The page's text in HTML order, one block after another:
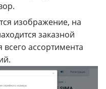
изображение, на
заказной
ассортимента